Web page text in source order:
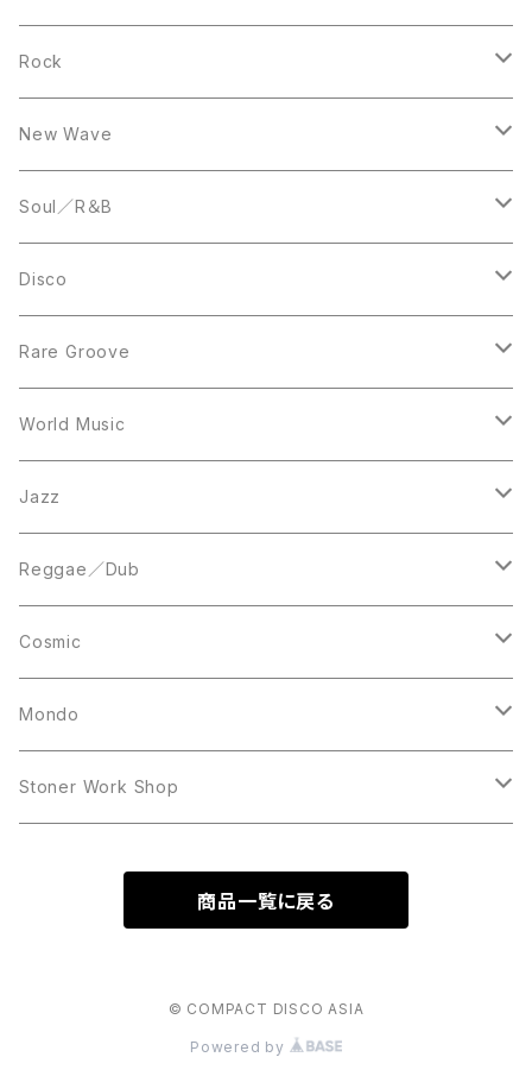
10inch
LP
12inch
LP
Rock
12inch
LP
New Wave
12inch
LP
Soul／R＆B
LP
12inch
Disco
7inch
12inch
LP
Acetate Press
10inch
Rare Groove
12inch
LP
World Music
12inch
LP
Jazz
LP
12inch
Reggae／Dub
LP
12inch
Cosmic
12inch
LP
Mondo
LP
Stoner Work Shop
商品一覧に戻る
© COMPACT DISCO ASIA
Powered by